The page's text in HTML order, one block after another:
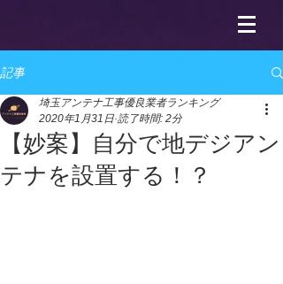
記事
【妙案】自分で地デジアン
テナを設置する！？
埼玉アンテナ工事優良業者ランキング
2020年1月31日 読了時間: 2分